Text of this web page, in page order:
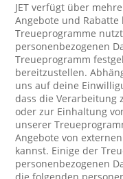
JET verfügt über
Angebote und
Treueprogramme
personenbezogenen
Treueprogramm
bereitzustellen.
uns auf deine
dass die Verarbeitung
oder zur Einhaltung
unserer
Angebote von
kannst. Einige der
personenbezogenen